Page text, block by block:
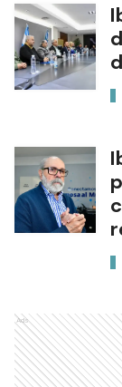
Ads